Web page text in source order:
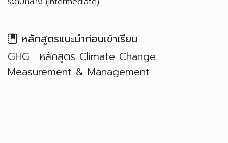
หลักสูตรแนะนำก่อนเข้าเรียน
GHG : หลักสูตร Climate Change
Measurement & Management